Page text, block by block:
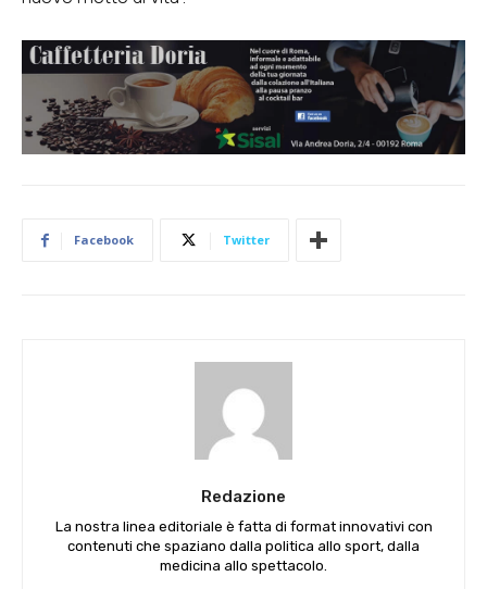
Facebook Twitter
Redazione
La nostra linea editoriale è fatta di format innovativi con
contenuti che spaziano dalla politica allo sport, dalla
medicina allo spettacolo.